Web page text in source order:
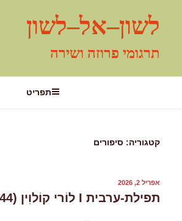
לתוכןלשון–אל–לשון
תרגומי פרוזה ושירה
תפריט
קטגוריה: סיפורים
פורסם
אפריל 2, 2026
תפילת-ערבית I לוֹרי קוֹלוִין (1992-1944)